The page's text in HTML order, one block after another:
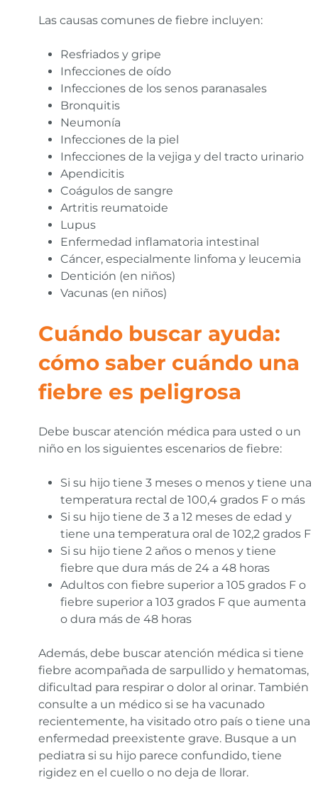
Las causas comunes de fiebre incluyen:
Resfriados y gripe
Infecciones de oído
Infecciones de los senos paranasales
Bronquitis
Neumonía
Infecciones de la piel
Infecciones de la vejiga y del tracto urinario
Apendicitis
Coágulos de sangre
Artritis reumatoide
Lupus
Enfermedad inflamatoria intestinal
Cáncer, especialmente linfoma y leucemia
Dentición (en niños)
Vacunas (en niños)
Cuándo buscar ayuda:
cómo saber cuándo una
fiebre es peligrosa
Debe buscar atención médica para usted o un
niño en los siguientes escenarios de fiebre:
Si su hijo tiene 3 meses o menos y tiene una
temperatura rectal de 100,4 grados F o más
Si su hijo tiene de 3 a 12 meses de edad y
tiene una temperatura oral de 102,2 grados F
Si su hijo tiene 2 años o menos y tiene
fiebre que dura más de 24 a 48 horas
Adultos con fiebre superior a 105 grados F o
fiebre superior a 103 grados F que aumenta
o dura más de 48 horas
Además, debe buscar atención médica si tiene
fiebre acompañada de sarpullido y hematomas,
dificultad para respirar o dolor al orinar. También
consulte a un médico si se ha vacunado
recientemente, ha visitado otro país o tiene una
enfermedad preexistente grave. Busque a un
pediatra si su hijo parece confundido, tiene
rigidez en el cuello o no deja de llorar.